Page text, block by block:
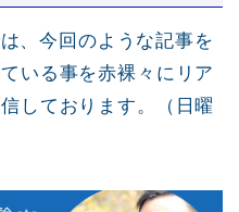
、今回のような記事を
いる事を赤裸々にリア
しております。（日曜